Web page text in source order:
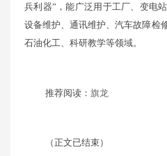
兵利器”，能广泛用于工厂、变电
设备维护、通讯维护、汽车故障检
石油化工、科研教学等领域。
推荐阅读： 旗龙
（正文已结束）